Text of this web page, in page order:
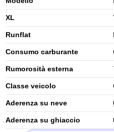
XL
Runflat
Consumo carburante
Rumorosità esterna
Classe veicolo
Aderenza su neve
Aderenza su ghiaccio